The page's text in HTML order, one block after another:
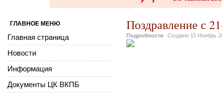
Поздравление с
Подробности Создано 15 Ноябрь
ГЛАВНОЕ МЕНЮ
Главная страница
Новости
Информация
Документы ЦК ВКПБ